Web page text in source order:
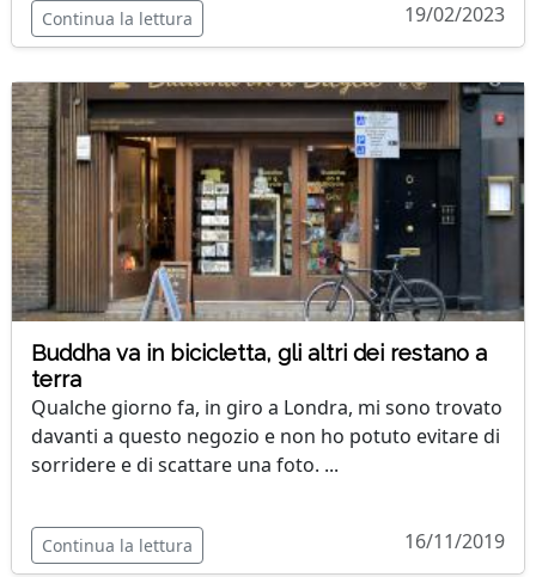
Continua la lettura 19/02/2023
Buddha va in bicicletta, gli altri dei restano a
terra
Qualche giorno fa, in giro a Londra, mi sono trovato
davanti a questo negozio e non ho potuto evitare di
sorridere e di scattare una foto. ...
Continua la lettura 16/11/2019